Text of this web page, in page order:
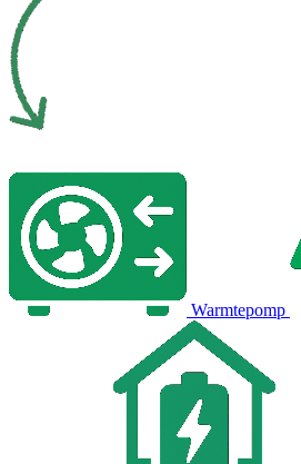
Warmtepomp